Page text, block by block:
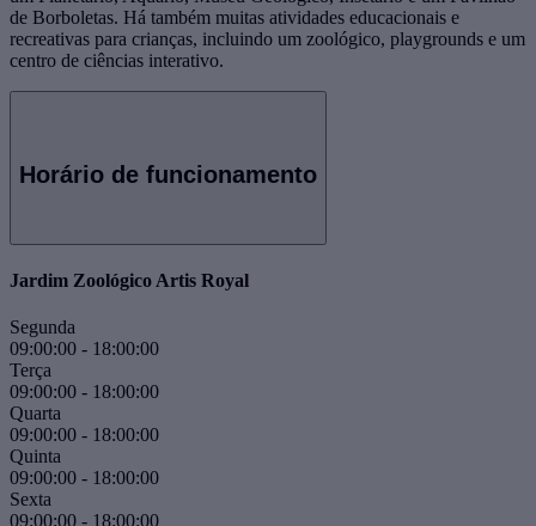
de Borboletas. Há também muitas atividades educacionais e
recreativas para crianças, incluindo um zoológico, playgrounds e um
centro de ciências interativo.
Horário de funcionamento
Jardim Zoológico Artis Royal
Segunda
09:00:00 - 18:00:00
Terça
09:00:00 - 18:00:00
Quarta
09:00:00 - 18:00:00
Quinta
09:00:00 - 18:00:00
Sexta
09:00:00 - 18:00:00